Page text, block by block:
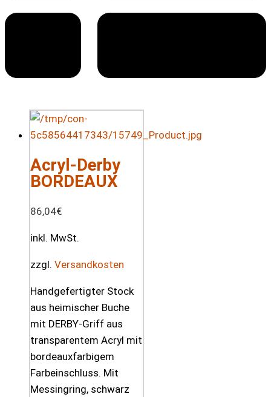
Acryl-Derby
BORDEAUX
86,04€
inkl. MwSt.
zzgl. Versandkosten
Handgefertigter Stock
aus heimischer Buche
mit DERBY-Griff aus
transparentem Acryl mit
bordeauxfarbigem
Farbeinschluss. Mit
Messingring, schwarz